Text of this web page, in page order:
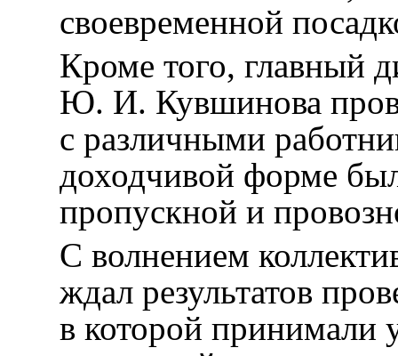
своевременной
Кроме того, главный
Ю. И. Кувшинова
с различными
доходчивой форме
пропускной и
С волнением
ждал результатов
в которой принимали